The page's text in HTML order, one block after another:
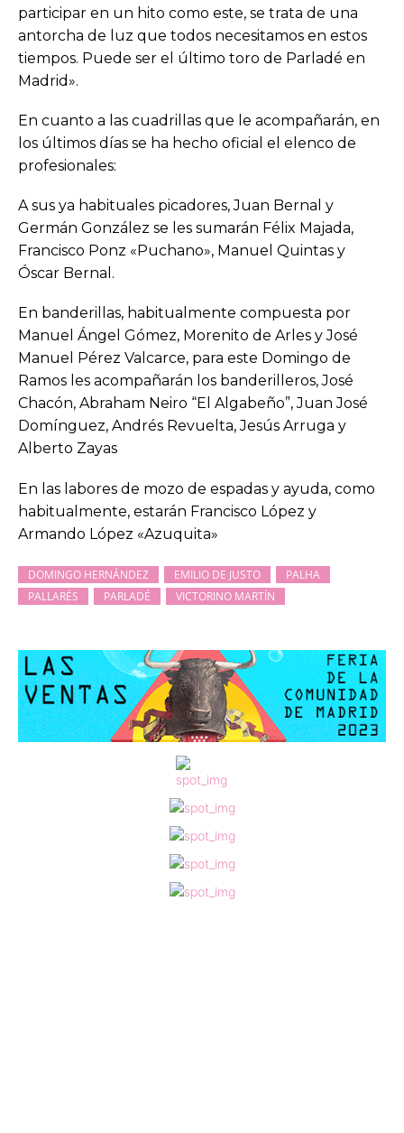
participar en un hito como este, se trata de una
antorcha de luz que todos necesitamos en estos
tiempos. Puede ser el último toro de Parladé en
Madrid».
En cuanto a las cuadrillas que le acompañarán, en
los últimos días se ha hecho oficial el elenco de
profesionales:
A sus ya habituales picadores, Juan Bernal y
Germán González se les sumarán Félix Majada,
Francisco Ponz «Puchano», Manuel Quintas y
Óscar Bernal.
En banderillas, habitualmente compuesta por
Manuel Ángel Gómez, Morenito de Arles y José
Manuel Pérez Valcarce, para este Domingo de
Ramos les acompañarán los banderilleros, José
Chacón, Abraham Neiro “El Algabeño”, Juan José
Domínguez, Andrés Revuelta, Jesús Arruga y
Alberto Zayas
En las labores de mozo de espadas y ayuda, como
habitualmente, estarán Francisco López y
Armando López «Azuquita»
DOMINGO HERNÁNDEZ EMILIO DE JUSTO
PALHA
PALLARÉS
PARLADÉ VICTORINO MARTÍN